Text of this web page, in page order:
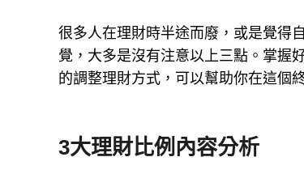
很多人在理財時半途而廢，或是覺得
覺，大多是沒有注意以上三點。掌握
的調整理財方式，可以幫助你在這個
3大理財比例內容分析